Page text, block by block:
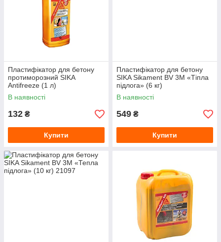
Пластифікатор для бетону
протиморозний SIKA
Antifreeze (1 л)
В наявності
132 ₴
Купити
Пластифікатор для бетону
SIKA Sikament BV 3M «Тіпла
підлога» (6 кг)
В наявності
549 ₴
Купити